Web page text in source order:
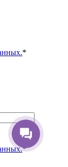
*
*